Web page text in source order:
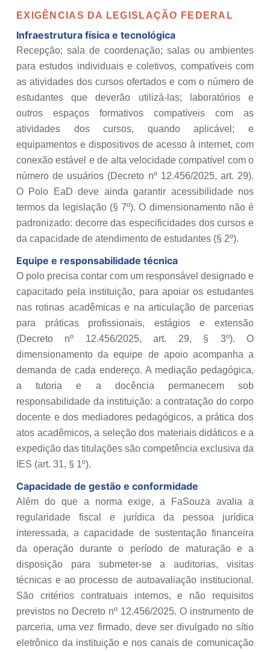
EXIGÊNCIAS DA LEGISLAÇÃO FEDERAL
Infraestrutura física e tecnológica
Recepção; sala de coordenação; salas ou ambientes
para estudos individuais e coletivos, compatíveis com
as atividades dos cursos ofertados e com o número de
estudantes que deverão utilizá-las; laboratórios e
outros espaços formativos compatíveis com as
atividades dos cursos, quando aplicável; e
equipamentos e dispositivos de acesso à internet, com
conexão estável e de alta velocidade compatível com o
número de usuários (Decreto nº 12.456/2025, art. 29).
O Polo EaD deve ainda garantir acessibilidade nos
termos da legislação (§ 7º). O dimensionamento não é
padronizado: decorre das especificidades dos cursos e
da capacidade de atendimento de estudantes (§ 2º).
Equipe e responsabilidade técnica
O polo precisa contar com um responsável designado e
capacitado pela instituição, para apoiar os estudantes
nas rotinas acadêmicas e na articulação de parcerias
para práticas profissionais, estágios e extensão
(Decreto nº 12.456/2025, art. 29, § 3º). O
dimensionamento da equipe de apoio acompanha a
demanda de cada endereço. A mediação pedagógica,
a tutoria e a docência permanecem sob
responsabilidade da instituição: a contratação do corpo
docente e dos mediadores pedagógicos, a prática dos
atos acadêmicos, a seleção dos materiais didáticos e a
expedição das titulações são competência exclusiva da
IES (art. 31, § 1º).
Capacidade de gestão e conformidade
Além do que a norma exige, a FaSouza avalia a
regularidade fiscal e jurídica da pessoa jurídica
interessada, a capacidade de sustentação financeira
da operação durante o período de maturação e a
disposição para submeter-se a auditorias, visitas
técnicas e ao processo de autoavaliação institucional.
São critérios contratuais internos, e não requisitos
previstos no Decreto nº 12.456/2025. O instrumento de
parceria, uma vez firmado, deve ser divulgado no sítio
eletrônico da instituição e nos canais de comunicação